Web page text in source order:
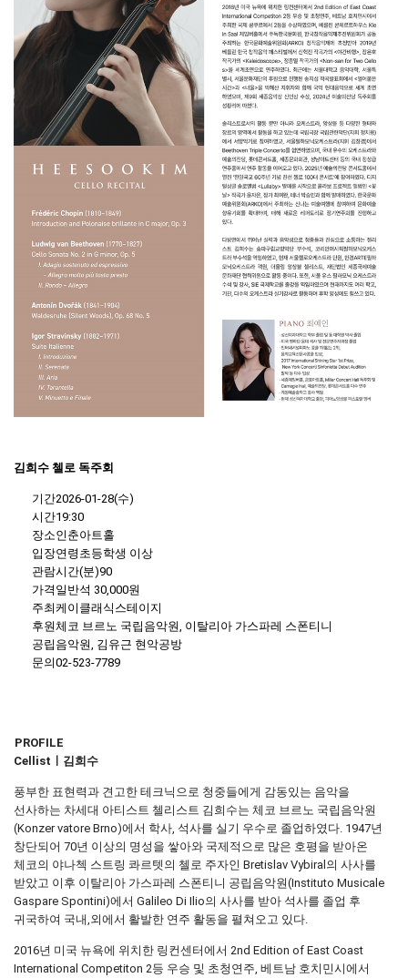
김희수 첼로 독주회
기간2026-01-28(수)
시간19:30
장소인춘아트홀
입장연령초등학생 이상
관람시간(분)90
가격일반석 30,000원
주최케이클래식스테이지
후원체코 브르노 국립음악원, 이탈리아 가스파레 스폰티니
공립음악원, 김유근 현악공방
문의02-523-7789
PROFILE
Cellistㅣ김희수
풍부한 표현력과 견고한 테크닉으로 청중들에게 감동있는 음악을
선사하는 차세대 아티스트 첼리스트 김희수는 체코 브르노 국립음악원
(Konzer vatore Brno)에서 학사, 석사를 실기 우수로 졸업하였다. 1947년
창단되어 70년 이상의 명성을 쌓아와 국제적으로 많은 호평을 받아온
체코의 야나첵 스트링 콰르텟의 첼로 주자인 Bretislav Vybiral의 사사를
받았고 이후 이탈리아 가스파레 스폰티니 공립음악원(Instituto Musicale
Gaspare Spontini)에서 Galileo Di Ilio의 사사를 받아 석사를 졸업 후
귀국하여 국내,외에서 활발한 연주 활동을 펼쳐오고 있다.
2016년 미국 뉴욕에 위치한 링컨센터에서 2nd Edition of East Coast
International Competiton 2등 우승 및 초청연주, 베트남 호치민시에서